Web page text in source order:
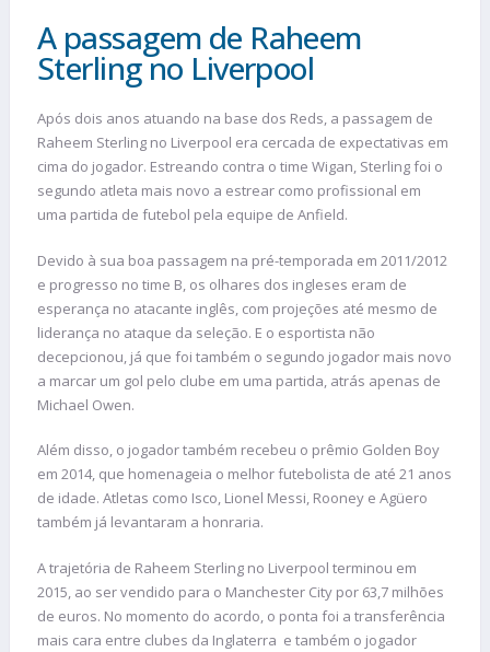
A passagem de Raheem
Sterling no Liverpool
Após dois anos atuando na base dos Reds, a passagem de
Raheem Sterling no Liverpool era cercada de expectativas em
cima do jogador. Estreando contra o time Wigan, Sterling foi o
segundo atleta mais novo a estrear como profissional em
uma partida de futebol pela equipe de Anfield.
Devido à sua boa passagem na pré-temporada em 2011/2012
e progresso no time B, os olhares dos ingleses eram de
esperança no atacante inglês, com projeções até mesmo de
liderança no ataque da seleção. E o esportista não
decepcionou, já que foi também o segundo jogador mais novo
a marcar um gol pelo clube em uma partida, atrás apenas de
Michael Owen.
Além disso, o jogador também recebeu o prêmio Golden Boy
em 2014, que homenageia o melhor futebolista de até 21 anos
de idade. Atletas como Isco, Lionel Messi, Rooney e Agüero
também já levantaram a honraria.
A trajetória de Raheem Sterling no Liverpool terminou em
2015, ao ser vendido para o Manchester City por 63,7 milhões
de euros. No momento do acordo, o ponta foi a transferência
mais cara entre clubes da Inglaterra e também o jogador